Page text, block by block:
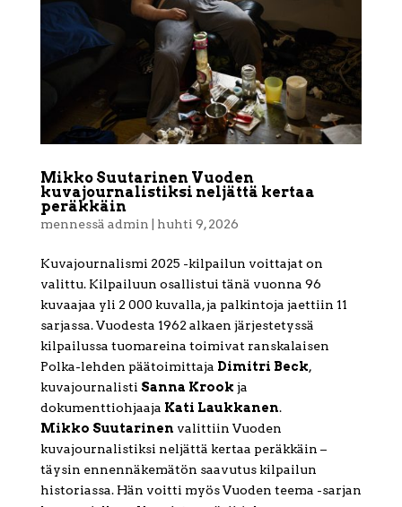
Mikko Suutarinen Vuoden
kuvajournalistiksi neljättä kertaa
peräkkäin
mennessä admin huhti 9, 2026
Kuvajournalismi 2025 -kilpailun voittajat on
valittu. Kilpailuun osallistui tänä vuonna 96
kuvaajaa yli 2 000 kuvalla, ja palkintoja jaettiin 11
sarjassa. Vuodesta 1962 alkaen järjestetyssä
kilpailussa tuomareina toimivat ranskalaisen
Polka-lehden päätoimittaja Dimitri Beck,
kuvajournalisti Sanna Krook ja
dokumenttiohjaaja Kati Laukkanen.
Mikko Suutarinen valittiin Vuoden
kuvajournalistiksi neljättä kertaa peräkkäin –
täysin ennennäkemätön saavutus kilpailun
historiassa. Hän voitti myös Vuoden teema -sarjan